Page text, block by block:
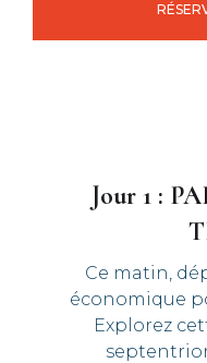
Jour 1 :
Ce matin,
économique
Explorez